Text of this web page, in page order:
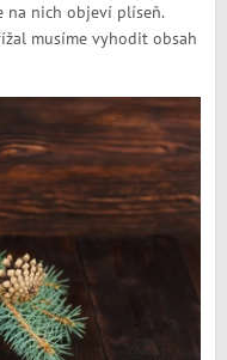
na nich objeví plíseň.
musíme vyhodit obsah